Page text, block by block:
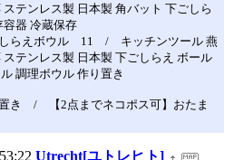
ステンレス製 日本製 角バット 下ごしら
容器 冷蔵保存
らえボウル 11 / キッチンツール 燕
ステンレス製 日本製 下ごしらえ ボール
調理ボウル 作り置き
き / 【2点までネコポス可】おたま
Utrecht[ユトレヒト]